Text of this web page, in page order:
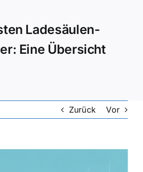
Ladesäulen-
Eine Übersicht
Zurück Vor